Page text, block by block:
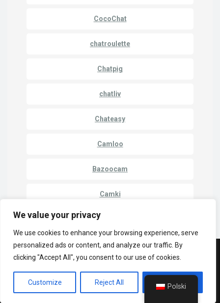
We value your privacy
We use cookies to enhance your browsing experience, serve
personalized ads or content, and analyze our traffic. By
clicking "Accept All", you consent to our use of cookies.
Customize Reject All Accept All
CocoChat
chatroulette
Chatpig
chatliv
Chateasy
Camloo
Bazoocam
Camki
© Copyright 2023 | LuckyCrush WebCams
Polityka prywatności Cammatch
Krzywka do krzywki
Kamery jeden na jednego
Polski